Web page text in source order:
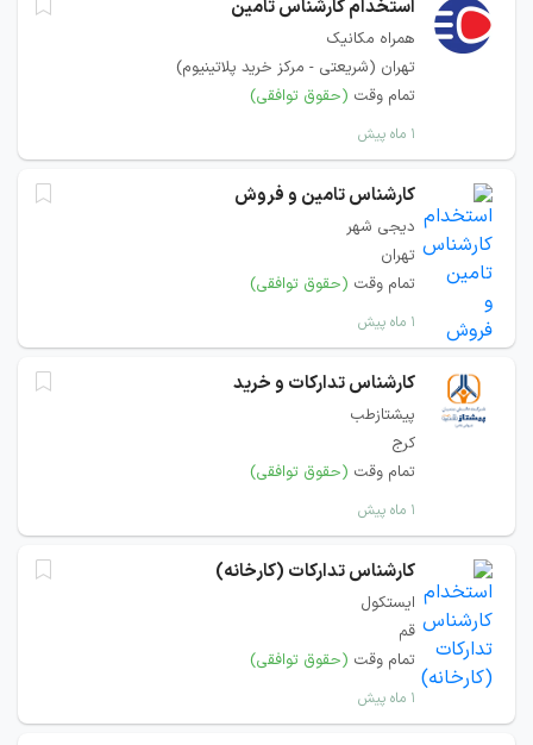
استخدام کارشناس تامین
همراه مکانیک
تهران (شریعتی - مرکز خرید پلاتینیوم)
تمام وقت (حقوق توافقی)
۱ ماه پیش
کارشناس تامین و فروش
دیجی‌ شهر
تهران
تمام وقت (حقوق توافقی)
۱ ماه پیش
کارشناس تدارکات و خرید
پیشتازطب
کرج
تمام وقت (حقوق توافقی)
۱ ماه پیش
کارشناس تدارکات (کارخانه)
ایستکول
قم
تمام وقت (حقوق توافقی)
۱ ماه پیش